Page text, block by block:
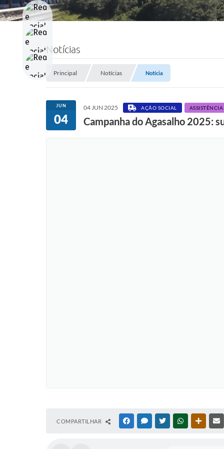
Notícias
Principal Notícias Notícia
JUN
04
04 JUN 2025 AÇÃO SOCIAL ASSISTÊNCIA
Campanha do Agasalho 2025:
COMPARTILHAR FACEBOOKMESSENGER
TWITTERWHATSAPP